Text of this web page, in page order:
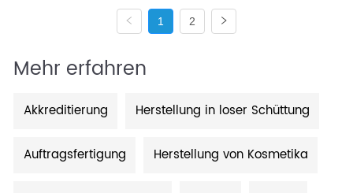
1 2
Mehr erfahren
Akkreditierung Herstellung in loser Schüttung
Auftragsfertigung Herstellung von Kosmetika